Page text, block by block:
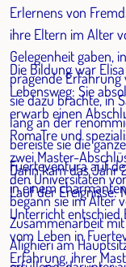
Erlernens von
ihre Eltern im Alter
Gelegenheit gaben,
prägende
sie dazu brachte, in
lang an der
bereiste sie die
Fuerteventura auf
in einem
Die Bildung war
Lebensweg: Sie
erwarb einen
RomaTre und
zwei Master-
den Universitäten
begann sie im Alter
Zusammenarbeit
Alighieri am
Dann kam das Jahr
Lauf der Ereignisse:
Unterricht entschied
vom Leben in
Erfahrung, ihrer